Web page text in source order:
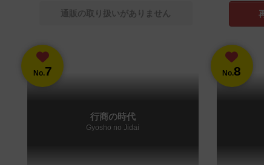
通販の取り扱いがありません
No.7
行商の時代
Gyosho no Jidai
No.8